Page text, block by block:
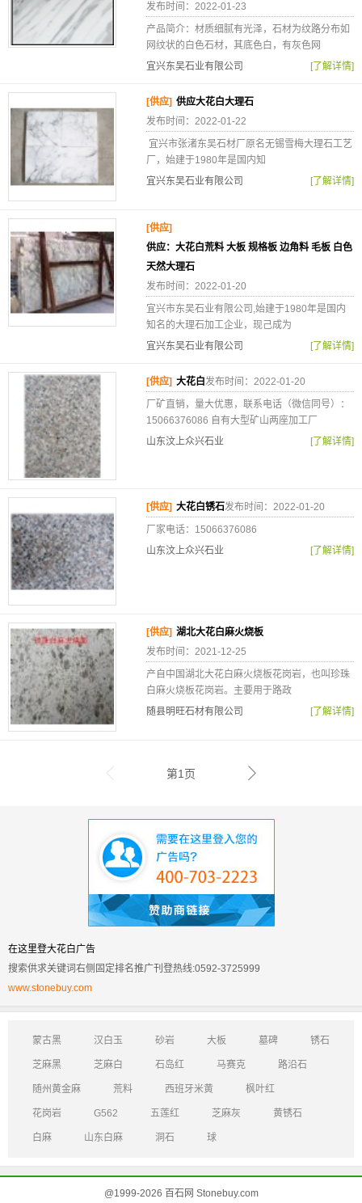
发布时间：2022-01-23
产品简介：材质细腻有光泽，石材为纹路分布如
网纹状的白色石材，其底色白，有灰色网
宜兴东吴石业有限公司
[了解详情]
[供应] 供应大花白大理石
发布时间：2022-01-22
宜兴市张渚东吴石材厂原名无锡雪梅大理石工艺
厂，始建于1980年是国内知
宜兴东吴石业有限公司
[了解详情]
[供应]
供应：大花白荒料 大板 规格板 边角料 毛板 白色
天然大理石
发布时间：2022-01-20
宜兴市东吴石业有限公司,始建于1980年是国内
知名的大理石加工企业，现己成为
宜兴东吴石业有限公司
[了解详情]
[供应] 大花白发布时间：2022-01-20
厂矿直销，量大优惠，联系电话（微信同号）：
15066376086 自有大型矿山两座加工厂
山东汶上众兴石业
[了解详情]
[供应] 大花白锈石发布时间：2022-01-20
厂家电话：15066376086
山东汶上众兴石业
[了解详情]
[供应] 湖北大花白麻火烧板
发布时间：2021-12-25
产自中国湖北大花白麻火烧板花岗岩，也叫珍珠
白麻火烧板花岗岩。主要用于路政
随县明旺石材有限公司
[了解详情]
第1页
在这里登大花白广告
搜索供求关键词右侧固定排名推广刊登热线:0592-3725999
www.stonebuy.com
蒙古黑 汉白玉 砂岩 大板 墓碑 锈石
芝麻黑 芝麻白 石岛红 马赛克 路沿石
随州黄金麻 荒料 西班牙米黄 枫叶红
花岗岩 G562 五莲红 芝麻灰 黄锈石
白麻 山东白麻 洞石 球
@1999-2026 百石网 Stonebuy.com